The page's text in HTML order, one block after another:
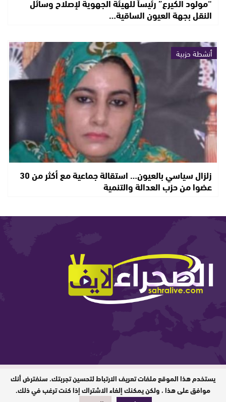
النقل بجهة العيون الساقية…
أنشطة حزبية
زلزال سياسي بالعيون… استقالة جماعية مع أكثر من 30
عضوا من حزب العدالة والتنمية
المدير المسؤول : ابيبك المحفوظ / جميع
الحقوق محفوظة © 2026
يستخدم هذا الموقع ملفات تعريف الارتباط لتحسين تجربتك. سنفترض أنك
موافق على هذا ، ولكن يمكنك إلغاء الاشتراك إذا كنت ترغب في ذلك.